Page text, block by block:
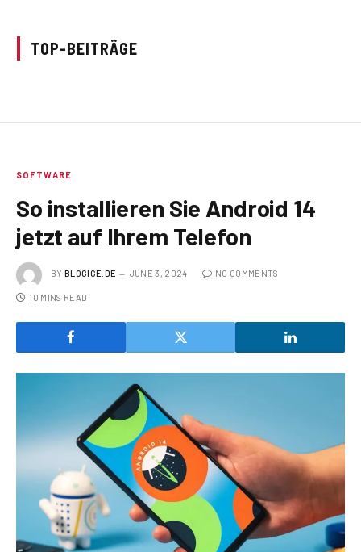
TOP-BEITRÄGE
SOFTWARE
So installieren Sie Android 14
jetzt auf Ihrem Telefon
BY BLOGIGE.DE JUNE 3, 2024 NO COMMENTS
10 MINS READ